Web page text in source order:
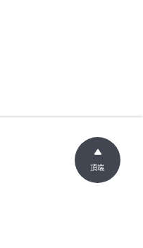
頂端